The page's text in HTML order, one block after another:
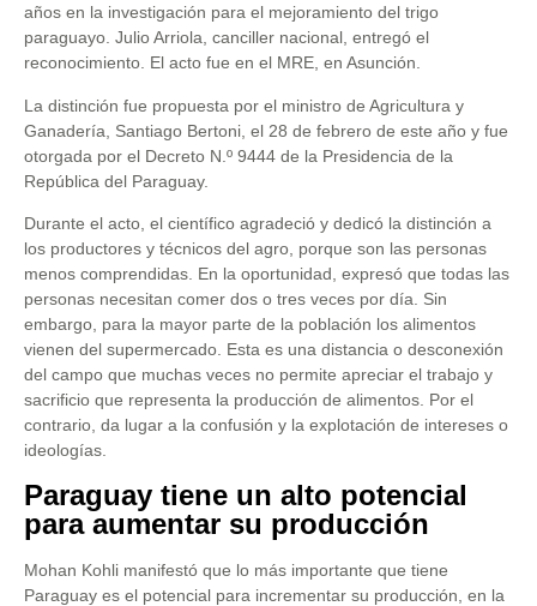
años en la investigación para el mejoramiento del trigo
paraguayo. Julio Arriola, canciller nacional, entregó el
reconocimiento. El acto fue en el MRE, en Asunción.
La distinción fue propuesta por el ministro de Agricultura y
Ganadería, Santiago Bertoni, el 28 de febrero de este año y fue
otorgada por el Decreto N.º 9444 de la Presidencia de la
República del Paraguay.
Durante el acto, el científico agradeció y dedicó la distinción a
los productores y técnicos del agro, porque son las personas
menos comprendidas. En la oportunidad, expresó que todas las
personas necesitan comer dos o tres veces por día. Sin
embargo, para la mayor parte de la población los alimentos
vienen del supermercado. Esta es una distancia o desconexión
del campo que muchas veces no permite apreciar el trabajo y
sacrificio que representa la producción de alimentos. Por el
contrario, da lugar a la confusión y la explotación de intereses o
ideologías.
Paraguay tiene un alto potencial
para aumentar su producción
Mohan Kohli manifestó que lo más importante que tiene
Paraguay es el potencial para incrementar su producción, en la